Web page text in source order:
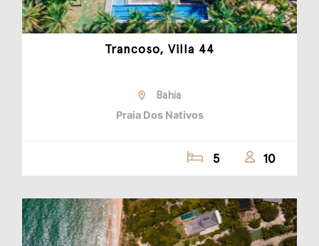
Trancoso, Villa 44
Bahia
Praia Dos Nativos
5 10